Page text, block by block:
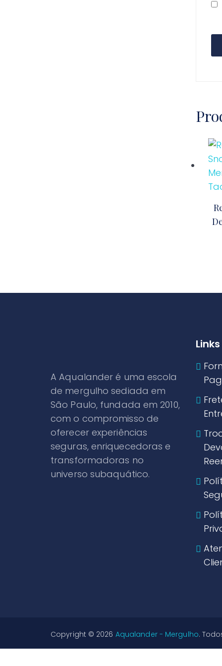
A Aqualander é uma escola
de mergulho sediada em
São Paulo, fundada em 2010,
com o compromisso de
oferecer experiências
seguras, enriquecedoras e
transformadoras no
universo subaquático.
Links
Copyright © 2026 Aqualander - Mergulho.